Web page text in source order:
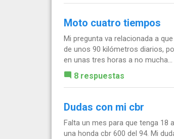
Moto cuatro tiempos
Mi pregunta va relacionada a
de unos 90 kilómetros diarios,
en unas tres horas a no mucha...
8 respuestas
Dudas con mi cbr
Falta un mes para que tenga 18
una honda cbr 600 del 94. Mi